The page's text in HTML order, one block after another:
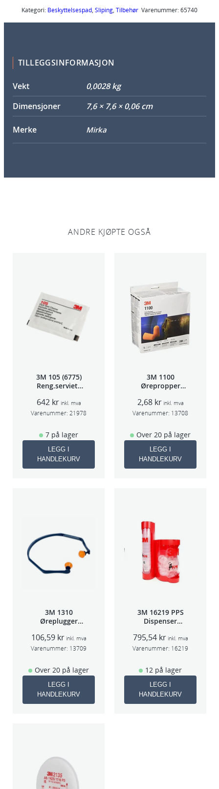
B
e
y
t
e
l
e
s
k
Kategori: Beskyttelsespad, Sliping, Tilbehør Varenummer:65740
TILLEGGSINFORMASJON
Vekt
0,0028 kg
Dimensjoner
7,6 × 7,6 × 0,06 cm
Merke Mirka
ANDRE KJØPTE OGSÅ
3M 105 (6775)
Reng.serviett
642 kr inkl. mva
Varenummer: 21978
7 på lager
LEGG I
HANDLEKURV
3M 1100
Ørepropper
2,68 kr inkl. mva
Varenummer: 13708
Over 20 på lager
LEGG I
HANDLEKURV
3M 1310
Øreplugger
106,59 kr inkl. mva
Varenummer: 13709
Over 20 på lager
LEGG I
HANDLEKURV
3M 16219 PPS
Dispenser
(Large,Std og
Midi)
795,54 kr inkl. mva
Varenummer: 16219
12 på lager
LEGG I
HANDLEKURV